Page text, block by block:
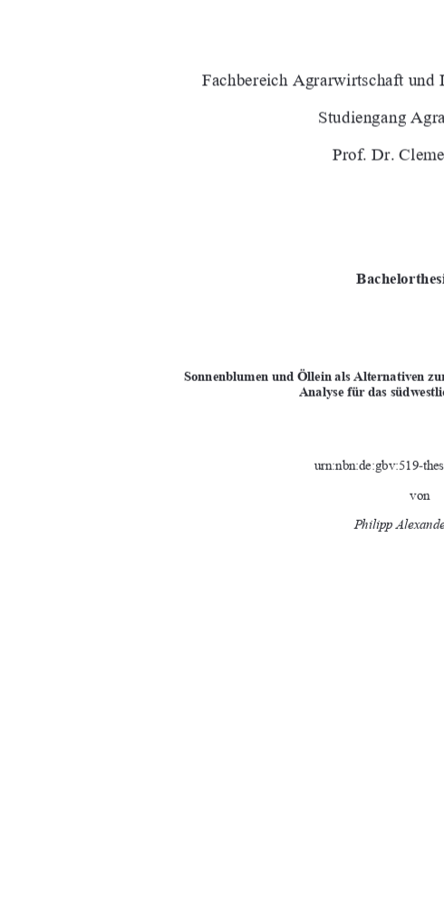
Fachbereich Agrarwirtschaft und
Studiengang
Prof. Dr.
Sonnenblumen und Öllein als Alternativen
Analyse für das
urn:nbn:de:gbv:519-
von
Philipp